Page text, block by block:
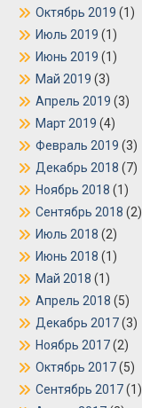
Октябрь 2019 (1)
Июль 2019 (1)
Июнь 2019 (1)
Май 2019 (3)
Апрель 2019 (3)
Март 2019 (4)
Февраль 2019 (3)
Декабрь 2018 (7)
Ноябрь 2018 (1)
Сентябрь 2018 (2)
Июль 2018 (2)
Июнь 2018 (1)
Май 2018 (1)
Апрель 2018 (5)
Декабрь 2017(3)
Ноябрь 2017(2)
Октябрь 2017(5)
Сентябрь 2017(1)